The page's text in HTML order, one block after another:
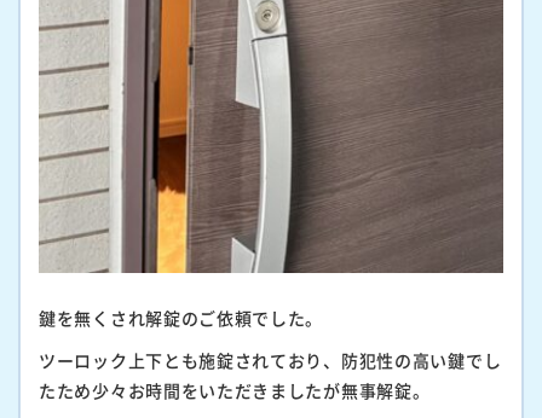
鍵を無くされ解錠のご依頼でした。
ツーロック上下とも施錠されており、防犯性の高い鍵でし
たため少々お時間をいただきましたが無事解錠。